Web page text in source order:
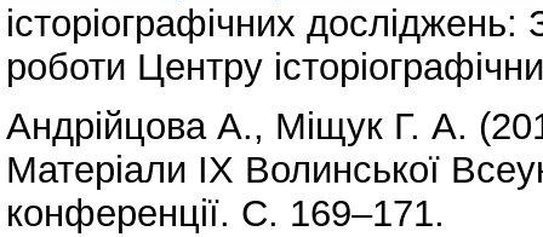
історіографічних
роботи Центру
Андрійцова А., Міщук Г. А.
Матеріали ІХ Волинської
конференції. С. 169–171.